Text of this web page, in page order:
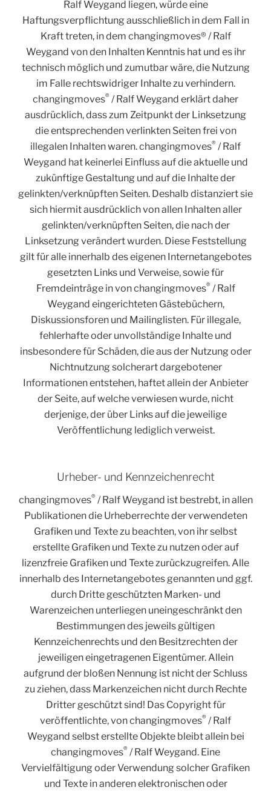
Ralf Weygand liegen, würde eine
Haftungsverpflichtung ausschließlich in dem Fall in
Kraft treten, in dem changingmoves® / Ralf
Weygand von den Inhalten Kenntnis hat und es ihr
technisch möglich und zumutbar wäre, die Nutzung
im Falle rechtswidriger Inhalte zu verhindern.
changingmoves® / Ralf Weygand erklärt daher
ausdrücklich, dass zum Zeitpunkt der Linksetzung
die entsprechenden verlinkten Seiten frei von
illegalen Inhalten waren. changingmoves® / Ralf
Weygand hat keinerlei Einfluss auf die aktuelle und
zukünftige Gestaltung und auf die Inhalte der
gelinkten/verknüpften Seiten. Deshalb distanziert sie
sich hiermit ausdrücklich von allen Inhalten aller
gelinkten/verknüpften Seiten, die nach der
Linksetzung verändert wurden. Diese Feststellung
gilt für alle innerhalb des eigenen Internetangebotes
gesetzten Links und Verweise, sowie für
Fremdeinträge in von changingmoves® / Ralf
Weygand eingerichteten Gästebüchern,
Diskussionsforen und Mailinglisten. Für illegale,
fehlerhafte oder unvollständige Inhalte und
insbesondere für Schäden, die aus der Nutzung oder
Nichtnutzung solcherart dargebotener
Informationen entstehen, haftet allein der Anbieter
der Seite, auf welche verwiesen wurde, nicht
derjenige, der über Links auf die jeweilige
Veröffentlichung lediglich verweist.
Urheber- und Kennzeichenrecht
changingmoves® / Ralf Weygand ist bestrebt, in allen
Publikationen die Urheberrechte der verwendeten
Grafiken und Texte zu beachten, von ihr selbst
erstellte Grafiken und Texte zu nutzen oder auf
lizenzfreie Grafiken und Texte zurückzugreifen. Alle
innerhalb des Internetangebotes genannten und ggf.
durch Dritte geschützten Marken- und
Warenzeichen unterliegen uneingeschränkt den
Bestimmungen des jeweils gültigen
Kennzeichenrechts und den Besitzrechten der
jeweiligen eingetragenen Eigentümer. Allein
aufgrund der bloßen Nennung ist nicht der Schluss
zu ziehen, dass Markenzeichen nicht durch Rechte
Dritter geschützt sind! Das Copyright für
veröffentlichte, von changingmoves® / Ralf
Weygand selbst erstellte Objekte bleibt allein bei
changingmoves® / Ralf Weygand. Eine
Vervielfältigung oder Verwendung solcher Grafiken
und Texte in anderen elektronischen oder